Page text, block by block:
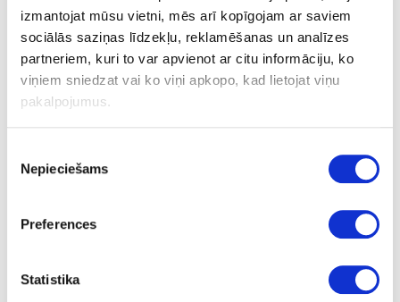
izmantojat mūsu vietni, mēs arī kopīgojam ar saviem
sociālās saziņas līdzekļu, reklamēšanas un analīzes
partneriem, kuri to var apvienot ar citu informāciju, ko
viņiem sniedzat vai ko viņi apkopo, kad lietojat viņu
pakalpojumus.
izvēle
Nepieciešams
Preferences
Statistika
16-702831/003-17
Roktura līste RAUVOLET
m